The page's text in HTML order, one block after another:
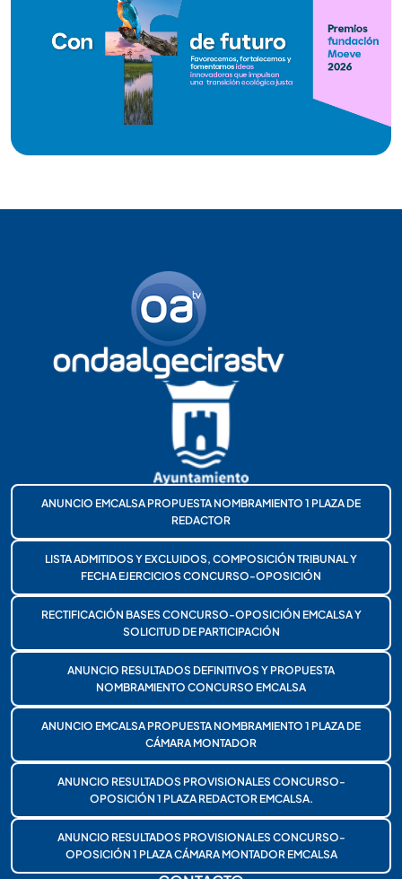
ANUNCIO EMCALSA PROPUESTA NOMBRAMIENTO 1 PLAZA DE
REDACTOR
LISTA ADMITIDOS Y EXCLUIDOS, COMPOSICIÓN TRIBUNAL Y
FECHA EJERCICIOS CONCURSO-OPOSICIÓN
RECTIFICACIÓN BASES CONCURSO-OPOSICIÓN EMCALSA Y
SOLICITUD DE PARTICIPACIÓN
ANUNCIO RESULTADOS DEFINITIVOS Y PROPUESTA
NOMBRAMIENTO CONCURSO EMCALSA
ANUNCIO EMCALSA PROPUESTA NOMBRAMIENTO 1 PLAZA DE
CÁMARA MONTADOR
ANUNCIO RESULTADOS PROVISIONALES CONCURSO-
OPOSICIÓN 1 PLAZA REDACTOR EMCALSA.
ANUNCIO RESULTADOS PROVISIONALES CONCURSO-
OPOSICIÓN 1 PLAZA CÁMARA MONTADOR EMCALSA